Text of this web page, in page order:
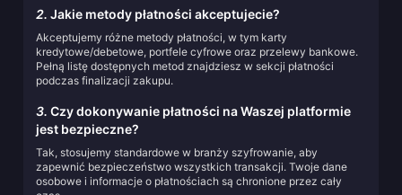
2. Jakie metody płatności akceptujecie?
Akceptujemy różne metody płatności, w tym karty
kredytowe/debetowe, portfele cyfrowe oraz przelewy bankowe.
Pełną listę dostępnych metod znajdziesz w sekcji płatności
podczas finalizacji zakupu.
3. Czy dokonywanie płatności na Waszej platformie
jest bezpieczne?
Tak, stosujemy standardowe w branży szyfrowanie, aby
zapewnić bezpieczeństwo wszystkich transakcji. Twoje dane
osobowe i informacje o płatnościach są chronione przez cały